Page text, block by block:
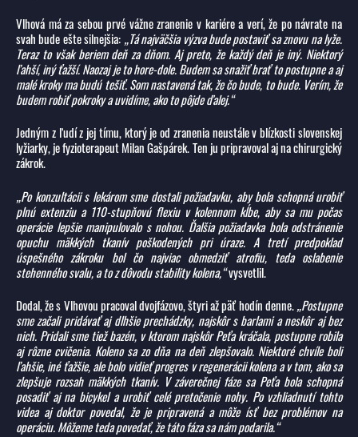
Vlhová má za sebou prvé vážne zranenie v kariére a verí, že po návrate na
svah bude ešte silnejšia: „Tá najväčšia výzva bude postaviť sa znovu na lyže.
Teraz to však beriem deň za dňom. Aj preto, že každý deň je iný. Niektorý
ľahší, iný ťažší. Naozaj je to hore-dole. Budem sa snažiť brať to postupne a aj
malé kroky ma budú tešiť. Som nastavená tak, že čo bude, to bude. Verím, že
budem robiť pokroky a uvidíme, ako to pôjde ďalej.“
Jedným z ľudí z jej tímu, ktorý je od zranenia neustále v blízkosti slovenskej
lyžiarky, je fyzioterapeut Milan Gašpárek. Ten ju pripravoval aj na chirurgický
zákrok.
„Po konzultácii s lekárom sme dostali požiadavku, aby bola schopná urobiť
plnú extenziu a 110-stupňovú flexiu v kolennom kĺbe, aby sa mu počas
operácie lepšie manipulovalo s nohou. Ďalšia požiadavka bola odstránenie
opuchu mäkkých tkanív poškodených pri úraze. A tretí predpoklad
úspešného zákroku bol čo najviac obmedziť atrofiu, teda oslabenie
stehenného svalu, a to z dôvodu stability kolena,“vysvetlil.
Dodal, že s Vlhovou pracoval dvojfázovo, štyri až päť hodín denne.„Postupne
sme začali pridávať aj dlhšie prechádzky, najskôr s barlami a neskôr aj bez
nich. Pridali sme tiež bazén, v ktorom najskôr Peťa kráčala, postupne robila
aj rôzne cvičenia. Koleno sa zo dňa na deň zlepšovalo. Niektoré chvíle boli
ľahšie, iné ťažšie, ale bolo vidieť progres v regenerácii kolena a v tom, ako sa
zlepšuje rozsah mäkkých tkanív. V záverečnej fáze sa Peťa bola schopná
posadiť aj na bicykel a urobiť celé pretočenie nohy. Po vzhliadnutí tohto
videa aj doktor povedal, že je pripravená a môže ísť bez problémov na
operáciu. Môžeme teda povedať, že táto fáza sa nám podarila.“